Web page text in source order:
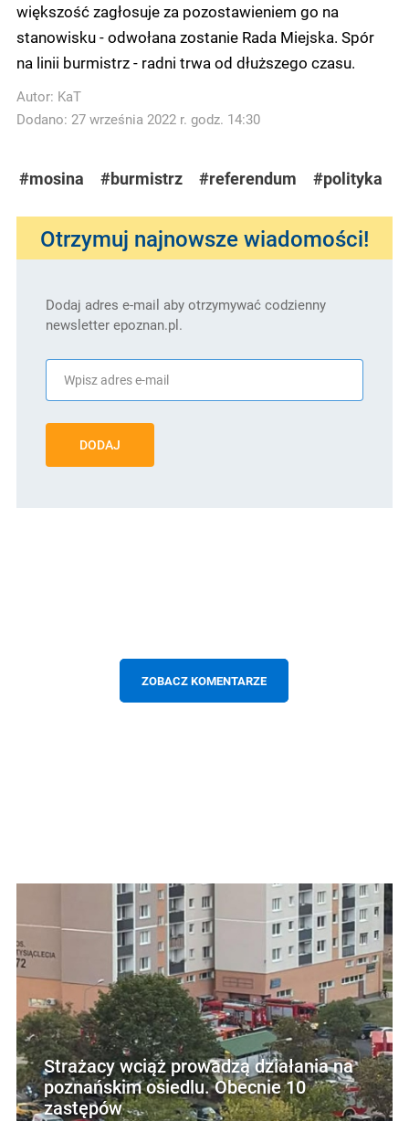
większość zagłosuje za pozostawieniem go na
stanowisku - odwołana zostanie Rada Miejska. Spór
na linii burmistrz - radni trwa od dłuższego czasu.
Autor: KaT
Dodano: 27 września 2022 r. godz. 14:30
#mosina #burmistrz #referendum #polityka
Otrzymuj najnowsze wiadomości!
Dodaj adres e-mail aby otrzymywać codzienny
newsletter epoznan.pl.
DODAJ
ZOBACZ KOMENTARZE
Strażacy wciąż prowadzą działania na
poznańskim osiedlu. Obecnie 10
zastępów